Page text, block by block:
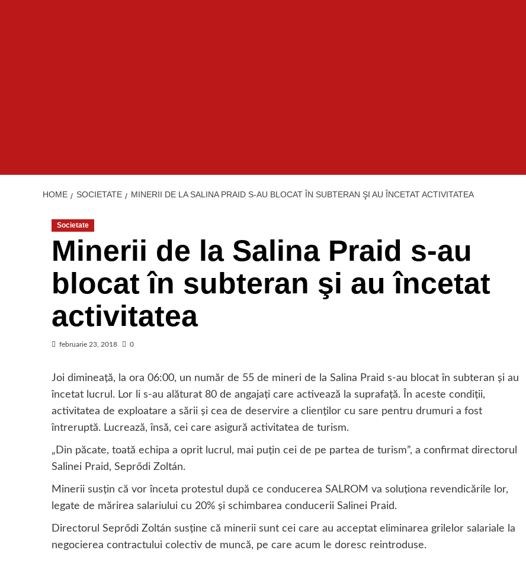
HOME SOCIETATE MINERII DE LA SALINA PRAID S-AU BLOCAT ÎN SUBTERAN ŞI AU ÎNCETAT ACTIVITATEA
Societate
Minerii de la Salina Praid s-au
blocat în subteran şi au încetat
activitatea
februarie 23, 2018 0
Joi dimineaţă, la ora 06:00, un număr de 55 de mineri de la Salina Praid s-au blocat în subteran şi au
încetat lucrul. Lor li s-au alăturat 80 de angajaţi care activează la suprafaţă. În aceste condiţii,
activitatea de exploatare a sării şi cea de deservire a clienţilor cu sare pentru drumuri a fost
întreruptă. Lucrează, însă, cei care asigură activitatea de turism.
„Din păcate, toată echipa a oprit lucrul, mai puţin cei de pe partea de turism”, a confirmat directorul
Salinei Praid, Seprődi Zoltán.
Minerii susţin că vor înceta protestul după ce conducerea SALROM va soluţiona revendicările lor,
legate de mărirea salariului cu 20% şi schimbarea conducerii Salinei Praid.
Directorul Seprődi Zoltán susţine că minerii sunt cei care au acceptat eliminarea grilelor salariale la
negocierea contractului colectiv de muncă, pe care acum le doresc reintroduse.